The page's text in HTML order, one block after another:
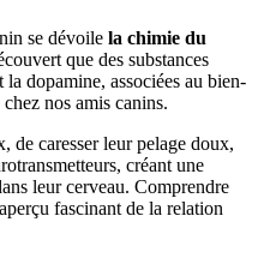
se dévoile la chimie du
que des substances
dopamine, associées au bien-
nos amis canins.
de caresser leur pelage doux,
créant une
leur cerveau. Comprendre
fascinant de la relation